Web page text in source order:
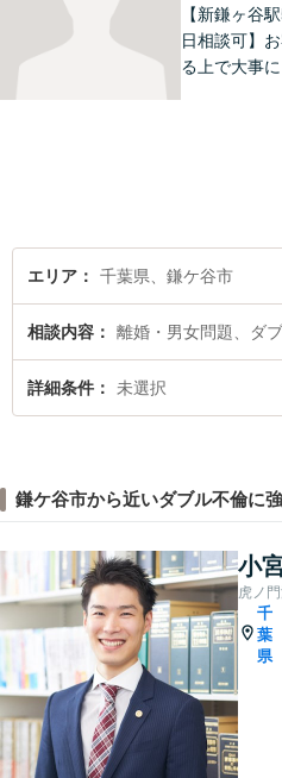
【新鎌ヶ谷
日相談可】
る上で大事
て参ります。
エリア 千葉県、鎌ケ谷市
相談内容 離婚・男女問題、ダ
詳細条件 未選択
鎌ケ谷市から近いダブル不倫に
小
虎ノ
千
葉
県